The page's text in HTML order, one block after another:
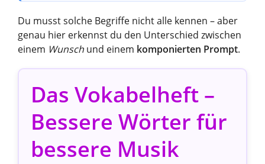
Du musst solche Begriffe nicht alle kennen – aber
genau hier erkennst du den Unterschied zwischen
einem Wunsch und einem komponierten Prompt.
Das Vokabelheft –
Bessere Wörter für
bessere Musik